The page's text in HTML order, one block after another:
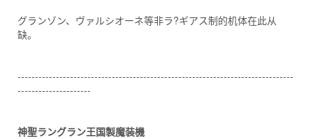
グランゾン、ヴァルシオーネ等非ラ?ギアス制的机体在此从
缺。
-------------------------------------------------------------------------------
---------------------
神聖ラングラン王国製魔装機